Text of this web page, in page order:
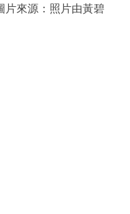
片來源：照片由黃碧